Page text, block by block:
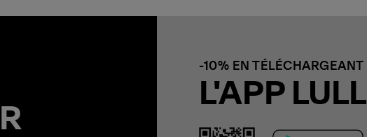
-10% EN TÉLÉCHARGEANT
L'APP LULLI